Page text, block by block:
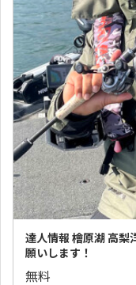
達人情報 檜原湖 高梨
願いします！
無料